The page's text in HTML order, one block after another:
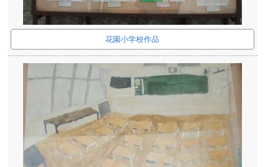
花園小学校作品